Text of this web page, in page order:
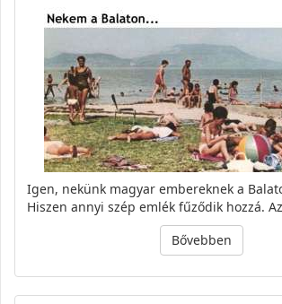
Igen, nekünk magyar embereknek a
Hiszen annyi szép emlék fűződik hozzá.
Bővebben